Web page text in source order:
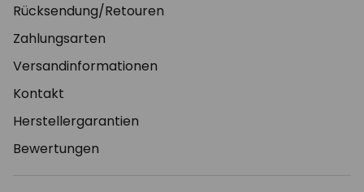
Rücksendung/Retouren
Zahlungsarten
Versandinformationen
Kontakt
Herstellergarantien
Bewertungen